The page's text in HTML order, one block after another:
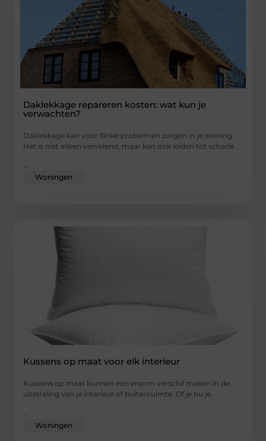
Daklekkage repareren kosten: wat kun je
verwachten?
Daklekkage kan voor flinke problemen zorgen in je woning.
Het is niet alleen vervelend, maar kan ook leiden tot schade
...
Woningen
Kussens op maat voor elk interieur
Kussens op maat kunnen een enorm verschil maken in de
uitstraling van je interieur of buitenruimte. Of je nu je
Woningen